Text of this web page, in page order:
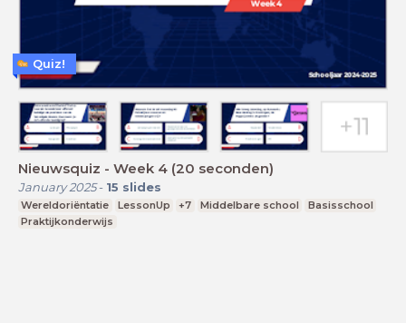
Nieuwsquiz - Week 4 (20 seconden)
January 2025- 15 slides
Wereldoriëntatie LessonUp +7 Middelbare school
Basisschool
Praktijkonderwijs
Quiz!